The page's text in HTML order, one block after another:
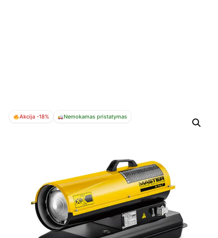
Akcija -18% Nemokamas pristatymas